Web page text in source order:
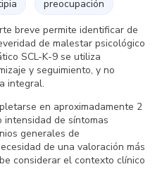
preocupación
breve permite identificar de
de malestar psicológico
SCL-K-9 se utiliza
y seguimiento, y no
integral.
en aproximadamente 2
intensidad de síntomas
generales de
de una valoración más
considerar el contexto clínico